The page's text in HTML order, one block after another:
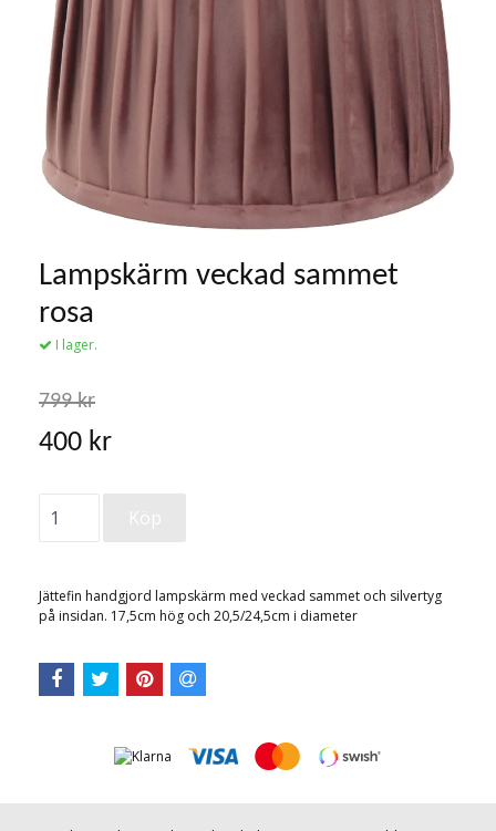
Lampskärm veckad sammet
rosa
I lager.
799 kr
400 kr
Jättefin handgjord lampskärm med veckad sammet och silvertyg
på insidan. 17,5cm hög och 20,5/24,5cm i diameter